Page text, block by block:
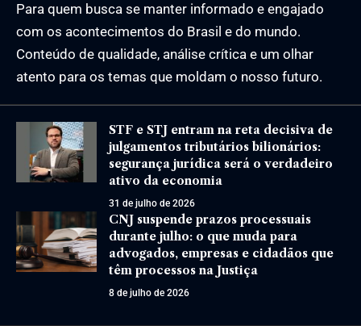
Para quem busca se manter informado e engajado
com os acontecimentos do Brasil e do mundo.
Conteúdo de qualidade, análise crítica e um olhar
atento para os temas que moldam o nosso futuro.
STF e STJ entram na reta decisiva de
julgamentos tributários bilionários:
segurança jurídica será o verdadeiro
ativo da economia
31 de julho de 2026
CNJ suspende prazos processuais
durante julho: o que muda para
advogados, empresas e cidadãos que
têm processos na Justiça
8 de julho de 2026